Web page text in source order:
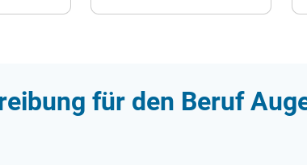
für den Beruf